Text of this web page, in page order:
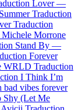
Lover —
Traduction
Traduction
Michele Morrone
Stand By —
Forever
WRLD Traduction
I Think I’m
bad vibes forever
Shy (Let Me